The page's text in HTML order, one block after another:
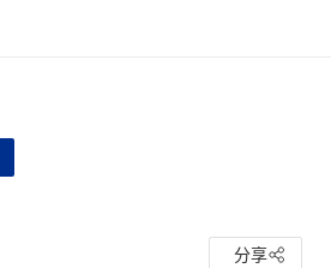
分享